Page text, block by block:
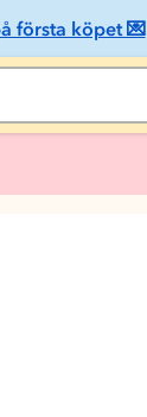
första köpet 💌